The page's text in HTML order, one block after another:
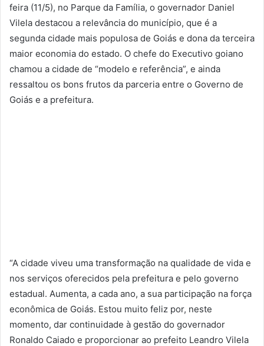
feira (11/5), no Parque da Família, o governador Daniel
Vilela destacou a relevância do município, que é a
segunda cidade mais populosa de Goiás e dona da terceira
maior economia do estado. O chefe do Executivo goiano
chamou a cidade de “modelo e referência”, e ainda
ressaltou os bons frutos da parceria entre o Governo de
Goiás e a prefeitura.
“A cidade viveu uma transformação na qualidade de vida e
nos serviços oferecidos pela prefeitura e pelo governo
estadual. Aumenta, a cada ano, a sua participação na força
econômica de Goiás. Estou muito feliz por, neste
momento, dar continuidade à gestão do governador
Ronaldo Caiado e proporcionar ao prefeito Leandro Vilela